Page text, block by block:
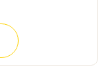
NACHHALTIG